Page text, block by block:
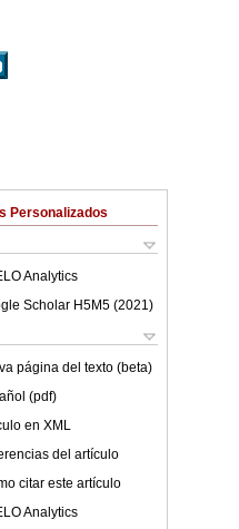
Personalizados
Analytics
Scholar H5M5 (2021 )
página del texto (beta)
(pdf)
en XML
del artículo
citar este artículo
Analytics